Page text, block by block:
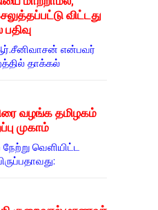
விட்டது
என்பவர்
தாக்கல்
வழங்க தமிழகம்
முகாம்
வெளியிட்ட